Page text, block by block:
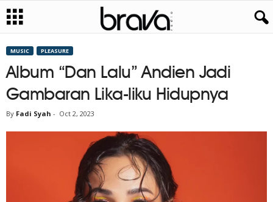
MUSIC PLEASURE
Album “Dan Lalu” Andien Jadi
Gambaran Lika-liku Hidupnya
By Fadi Syah - Oct 2, 2023